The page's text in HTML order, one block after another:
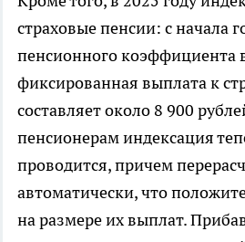
страховые пенсии: с начала
пенсионного коэффициента
фиксированная выплата к
составляет около 8 900
пенсионерам индексация
проводится, причем
автоматически, что
на размере их выплат.